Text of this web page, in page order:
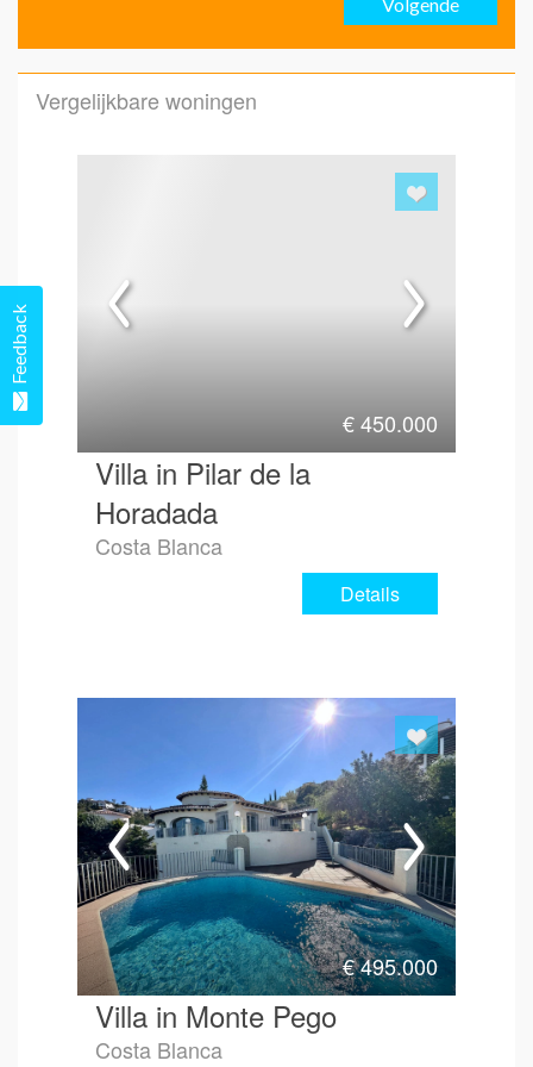
Vergelijkbare woningen
€450.000
Villa in Pilar de la
Horadada
Costa Blanca
Details
€495.000
Villa in Monte Pego
Costa Blanca
Feedback